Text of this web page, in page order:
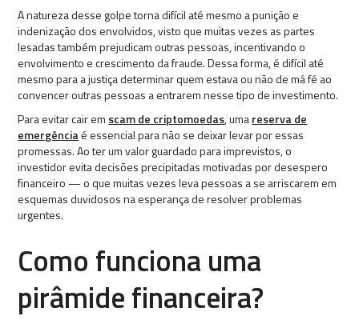
A natureza desse golpe torna difícil até mesmo a punição e
indenização dos envolvidos, visto que muitas vezes as partes
lesadas também prejudicam outras pessoas, incentivando o
envolvimento e crescimento da fraude. Dessa forma, é difícil até
mesmo para a justiça determinar quem estava ou não de má fé ao
convencer outras pessoas a entrarem nesse tipo de investimento.
Para evitar cair em scam de criptomoedas, umareserva de
emergênciaé essencial para não se deixar levar por essas
promessas. Ao ter um valor guardado para imprevistos, o
investidor evita decisões precipitadas motivadas por desespero
financeiro — o que muitas vezes leva pessoas a se arriscarem em
esquemas duvidosos na esperança de resolver problemas
urgentes.
Como funciona uma
pirâmide financeira?